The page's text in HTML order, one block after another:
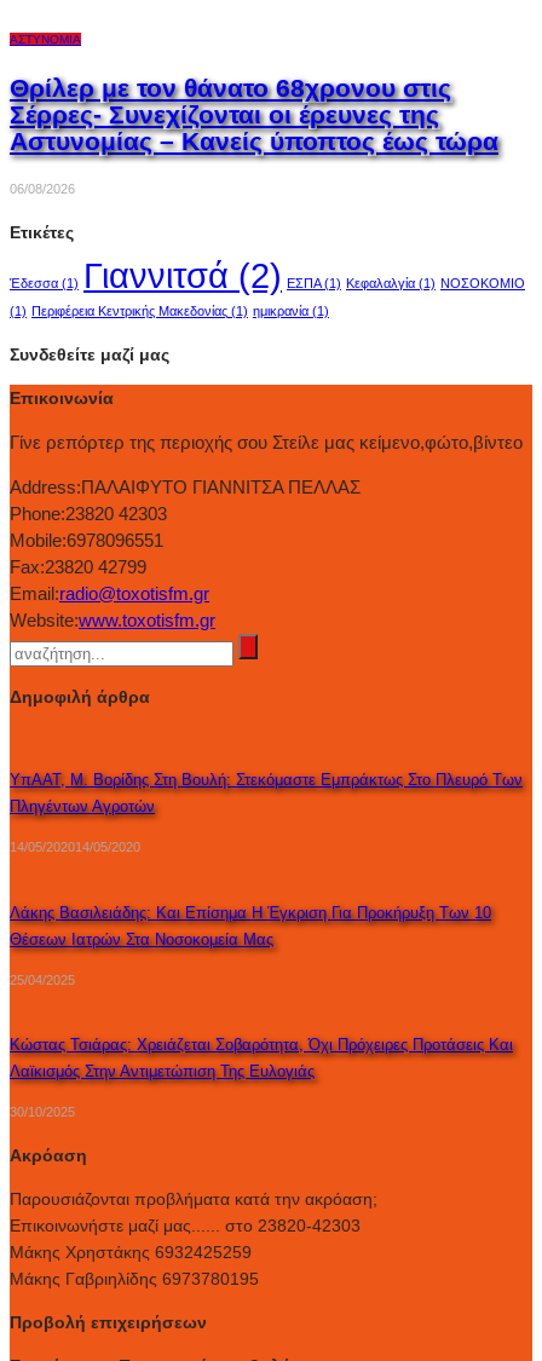
ΑΣΤΥΝΟΜΊΑ
Θρίλερ με τον θάνατο 68χρονου στις
Σέρρες- Συνεχίζονται οι έρευνες της
Αστυνομίας – Κανείς ύποπτος έως τώρα
06/08/2026
Ετικέτες
Έδεσσα (1) Γιαννιτσά (2) ΕΣΠΑ(1) Κεφαλαλγία (1) ΝΟΣΟΚΟΜΙΟ
(1) Περιφέρεια Κεντρικής Μακεδονίας (1) ημικρανία (1)
Συνδεθείτε μαζί μας
Επικοινωνία
Γίνε ρεπόρτερ της περιοχής σου Στείλε μας κείμενο,φώτο,βίντεο
Address:ΠΑΛΑΙΦΥΤΟ ΓΙΑΝΝΙΤΣΑ ΠΕΛΛΑΣ
Phone:23820 42303
Mobile:6978096551
Fax:23820 42799
Email:radio@toxotisfm.gr
Website:www.toxotisfm.gr
Δημοφιλή άρθρα
ΥπΑΑΤ, Μ. Βορίδης Στη Βουλή: Στεκόμαστε Εμπράκτως Στο Πλευρό Των
Πληγέντων Αγροτών
14/05/202014/05/2020
Λάκης Βασιλειάδης: Και Επίσημα Η Έγκριση Για Προκήρυξη Των 10
Θέσεων Ιατρών Στα Νοσοκομεία Μας
25/04/2025
Κώστας Τσιάρας: Χρειάζεται Σοβαρότητα, Όχι Πρόχειρες Προτάσεις Και
Λαϊκισμός Στην Αντιμετώπιση Της Ευλογιάς
30/10/2025
Ακρόαση
Παρουσιάζονται προβλήματα κατά την ακρόαση;
Επικοινωνήστε μαζί μας...... στο 23820-42303
Μάκης Χρηστάκης 6932425259
Μάκης Γαβριηλίδης 6973780195
Προβολή επιχειρήσεων